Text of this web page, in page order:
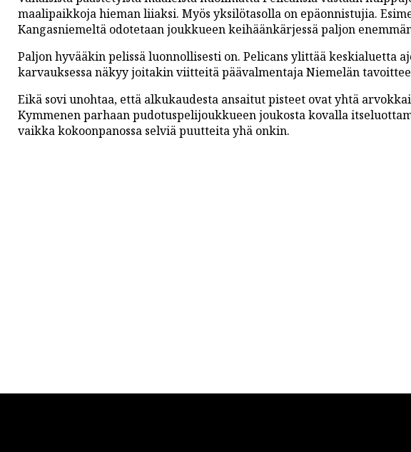
maalipaikkoja hieman liiaksi. Myös yksilötasolla on epäonnistujia.
Kangasniemeltä odotetaan joukkueen keihäänkärjessä paljon
Paljon hyvääkin pelissä luonnollisesti on. Pelicans ylittää keskialuetta
karvauksessa näkyy joitakin viitteitä päävalmentaja Niemelän
Eikä sovi unohtaa, että alkukaudesta ansaitut pisteet ovat yhtä
Kymmenen parhaan pudotuspelijoukkueen joukosta kovalla
vaikka kokoonpanossa selviä puutteita yhä onkin.